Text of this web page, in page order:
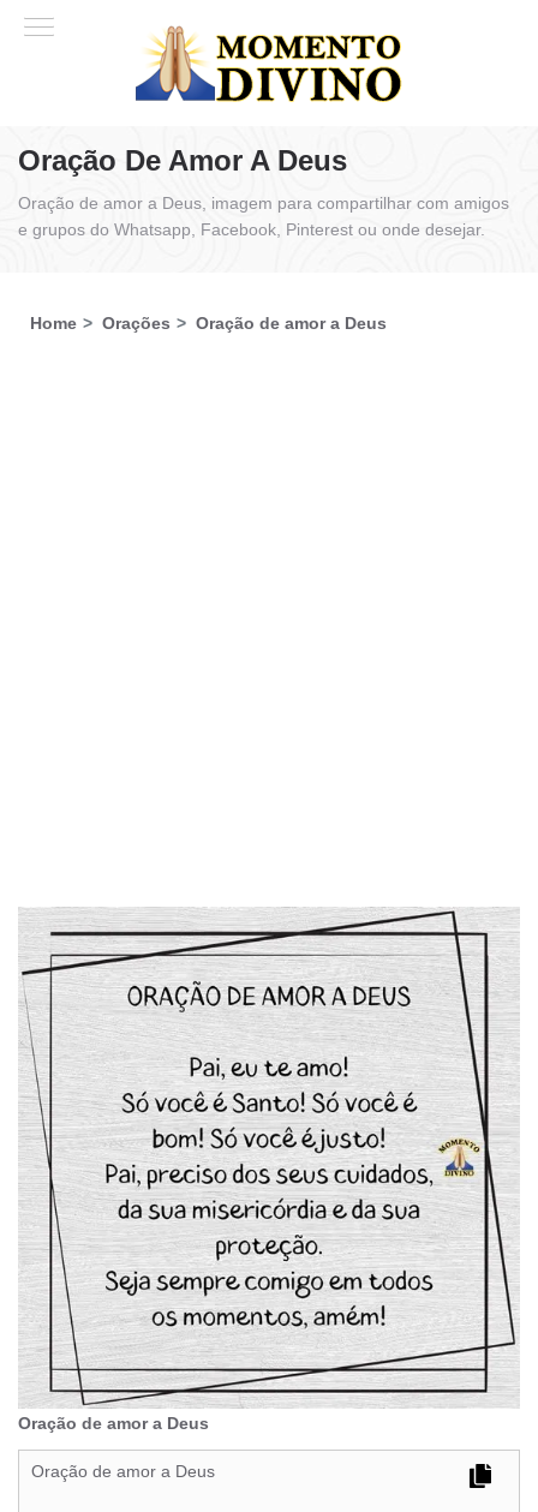
Oração De Amor A Deus
Oração de amor a Deus, imagem para compartilhar com amigos
e grupos do Whatsapp, Facebook, Pinterest ou onde desejar.
Home Orações Oração de amor a Deus
Oração de amor a Deus
Oração de amor a Deus